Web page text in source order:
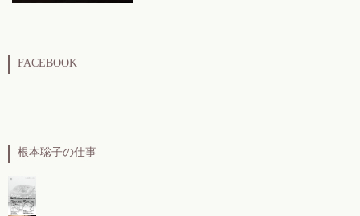
FACEBOOK
根本聡子の仕事